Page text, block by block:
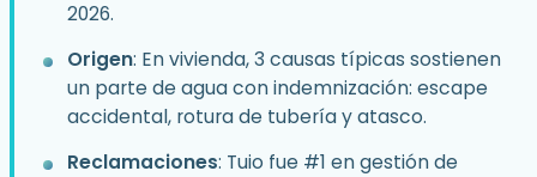
2026.
Origen: En vivienda, 3 causas típicas sostienen
un parte de agua con indemnización: escape
accidental, rotura de tubería y atasco.
Reclamaciones: Tuio fue #1 en gestión de